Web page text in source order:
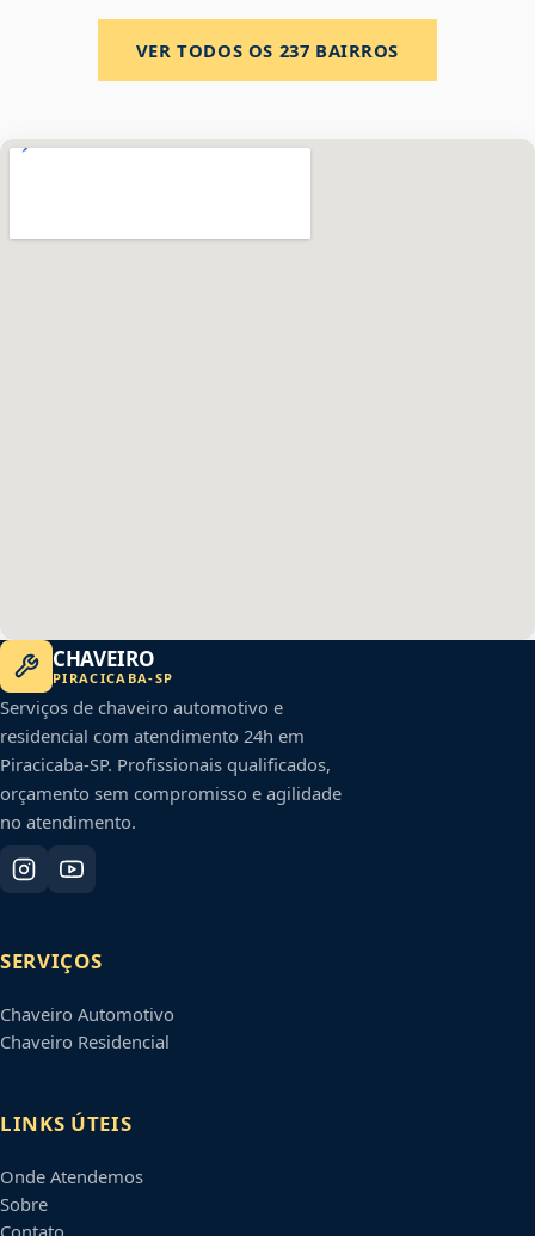
VER TODOS OS 237 BAIRROS
CHAVEIRO
PIRACICABA-SP
Serviços de chaveiro automotivo e
residencial com atendimento 24h em
Piracicaba-SP. Profissionais qualificados,
orçamento sem compromisso e agilidade
no atendimento.
SERVIÇOS
Chaveiro Automotivo
Chaveiro Residencial
LINKS ÚTEIS
Onde Atendemos
Sobre
Contato